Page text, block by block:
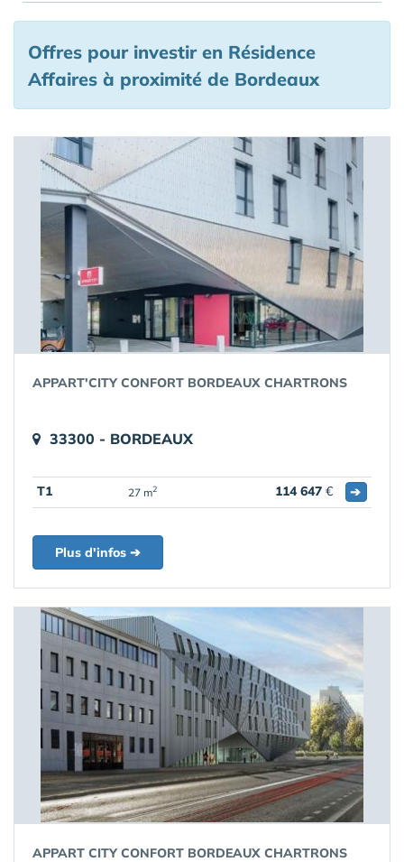
Offres pour investir en Résidence
Affaires à proximité de Bordeaux
APPART'CITY CONFORT BORDEAUX CHARTRONS
33300 - BORDEAUX
T1 27 m2 114 647 € ➔
Plus d'infos ➔
APPART CITY CONFORT BORDEAUX CHARTRONS